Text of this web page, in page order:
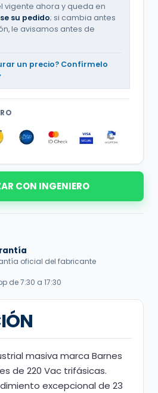
vigente ahora y queda en
su pedido; si cambia antes
le avisamos antes de
un precio? Confírmelo
CON INGENIERO
oficial del fabricante
de 7:30 a 17:30
masiva marca Barnes
de 220 Vac trifásicas.
excepcional de 23